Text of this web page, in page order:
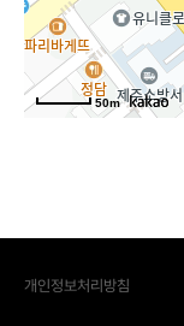
50m
개인정보처리방침